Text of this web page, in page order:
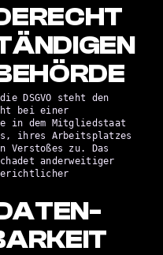
DSGVO steht den
bei einer
in dem Mitgliedstaat
ihres Arbeitsplatzes
Verstoßes zu. Das
anderweitiger